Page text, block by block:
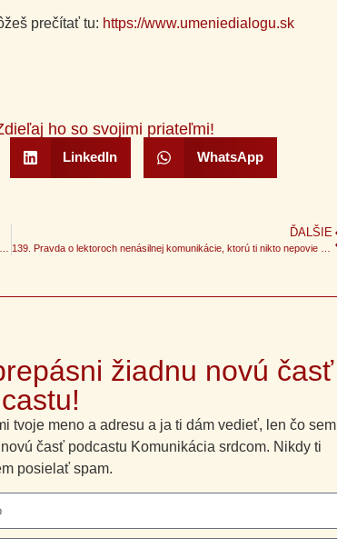
prečítať tu: https://www.umeniedialogu.sk
ho so svojimi priateľmi!
LinkedIn WhatsApp
ĎALŠIE
žiadnu novú časť
tvoje meno a adresu a ja ti dám vedieť, len čo sem
časť podcastu Komunikácia srdcom. Nikdy ti
posielať spam.